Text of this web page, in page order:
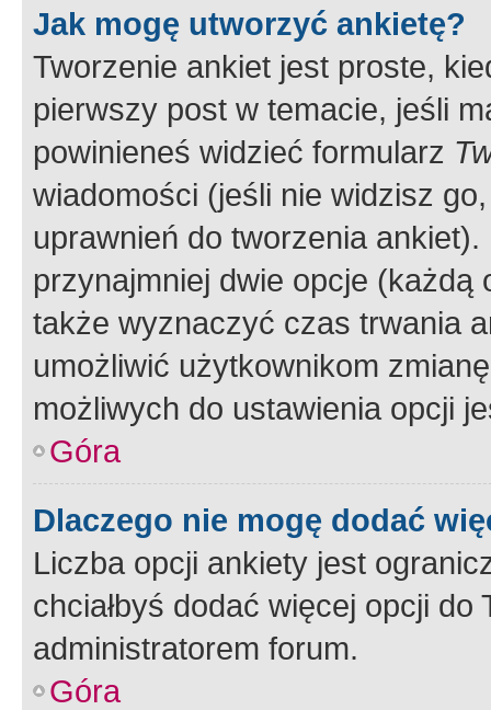
Jak mogę utworzyć ankietę?
Tworzenie ankiet jest proste,
pierwszy post w temacie, jeśli
powinieneś widzieć formularz
wiadomości (jeśli nie widzisz
uprawnień do tworzenia
przynajmniej dwie opcje
także wyznaczyć czas trwania
umożliwić użytkownikom
możliwych do ustawienia opcji
Góra
Dlaczego nie mogę dodać
Liczba opcji ankiety jest
chciałbyś dodać więcej opcji
administratorem forum.
Góra